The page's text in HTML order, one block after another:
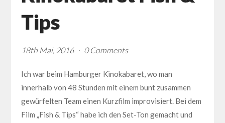
Tips
18th Mai, 2016 0 Comments
Ich war beim Hamburger Kinokabaret, wo man
innerhalb von 48 Stunden mit einem bunt zusammen
gewürfelten Team einen Kurzfilm improvisiert. Bei dem
Film „Fish & Tips“ habe ich den Set-Ton gemacht und